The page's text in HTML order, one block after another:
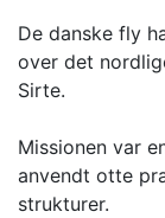
De danske fly
over det
Sirte.
Missionen var
anvendt otte
strukturer.